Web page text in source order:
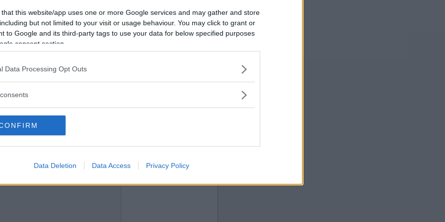
that this website/app uses one or more Google services and may gather and store
but not limited to your visit or usage behaviour. You may click to grant or
to Google and its third-party tags to use your data for below specified purposes
consent section.
Data Processing Opt Outs
Data Deletion Data Access Privacy Policy
2020-02-22 11:59
Vill du bli
medlem?